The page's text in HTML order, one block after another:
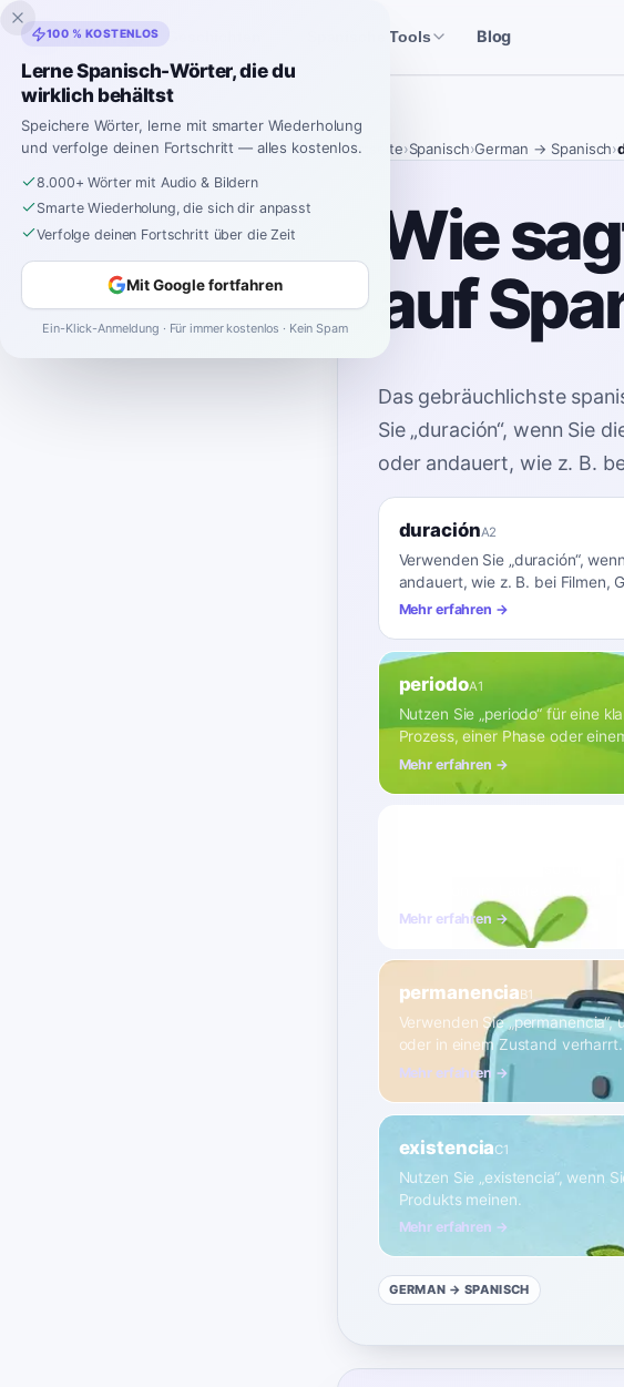
Inklingo Spanische Tools Blog
Startseite›Spanisch›German → Spanisch›
Wie
auf
Das gebräuchlichste
Sie „duración“, wenn Sie
oder andauert, wie z. B.
duraciónA2
Verwenden Sie „duración“,
andauert, wie z. B. bei Filmen,
Mehr erfahren →
periodoA1
Nutzen Sie „periodo“ für eine
Prozess, einer Phase oder
Mehr erfahren →
Wählen Sie „transcurso“, um
Mehr erfahren →
permanenciaB1
Verwenden Sie
oder in einem Zustand verharrt.
Mehr erfahren →
existenciaC1
Nutzen Sie „existencia“, wenn
Produkts meinen.
Mehr erfahren →
GERMAN → SPANISCH
100 % KOSTENLOS
Lerne Spanisch-Wörter, die du
wirklich behältst
Speichere Wörter, lerne mit smarter Wiederholung
und verfolge deinen Fortschritt — alles kostenlos.
8.000+ Wörter mit Audio & Bildern
Smarte Wiederholung, die sich dir anpasst
Verfolge deinen Fortschritt über die Zeit
Mit Google fortfahren
Ein-Klick-Anmeldung · Für immer kostenlos · Kein Spam